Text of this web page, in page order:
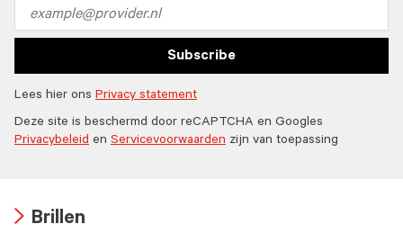
address
Subscribe
Lees hier ons Privacy statement
Deze site is beschermd door reCAPTCHA en Googles
Privacybeleid en Servicevoorwaarden zijn van toepassing
Brillen